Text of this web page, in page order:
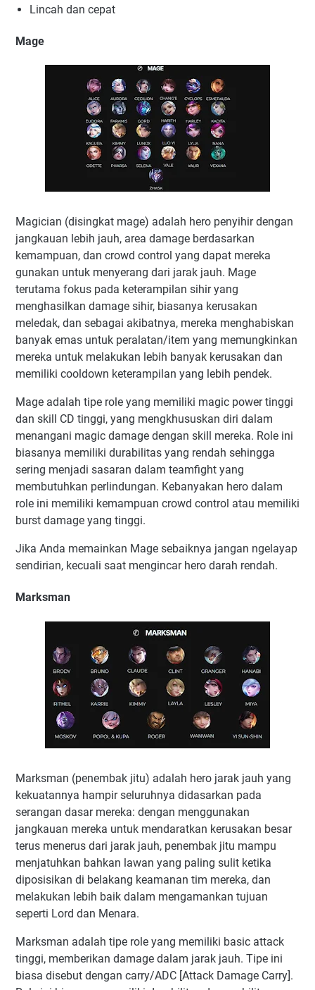
Lincah dan cepat
Mage
Magician (disingkat mage) adalah hero penyihir dengan
jangkauan lebih jauh, area damage berdasarkan
kemampuan, dan crowd control yang dapat mereka
gunakan untuk menyerang dari jarak jauh. Mage
terutama fokus pada keterampilan sihir yang
menghasilkan damage sihir, biasanya kerusakan
meledak, dan sebagai akibatnya, mereka menghabiskan
banyak emas untuk peralatan/item yang memungkinkan
mereka untuk melakukan lebih banyak kerusakan dan
memiliki cooldown keterampilan yang lebih pendek.
Mage adalah tipe role yang memiliki magic power tinggi
dan skill CD tinggi, yang mengkhususkan diri dalam
menangani magic damage dengan skill mereka. Role ini
biasanya memiliki durabilitas yang rendah sehingga
sering menjadi sasaran dalam teamfight yang
membutuhkan perlindungan. Kebanyakan hero dalam
role ini memiliki kemampuan crowd control atau memiliki
burst damage yang tinggi.
Jika Anda memainkan Mage sebaiknya jangan ngelayap
sendirian, kecuali saat mengincar hero darah rendah.
Marksman
Marksman (penembak jitu) adalah hero jarak jauh yang
kekuatannya hampir seluruhnya didasarkan pada
serangan dasar mereka: dengan menggunakan
jangkauan mereka untuk mendaratkan kerusakan besar
terus menerus dari jarak jauh, penembak jitu mampu
menjatuhkan bahkan lawan yang paling sulit ketika
diposisikan di belakang keamanan tim mereka, dan
melakukan lebih baik dalam mengamankan tujuan
seperti Lord dan Menara.
Marksman adalah tipe role yang memiliki basic attack
tinggi, memberikan damage dalam jarak jauh. Tipe ini
biasa disebut dengan carry/ADC [Attack Damage Carry].